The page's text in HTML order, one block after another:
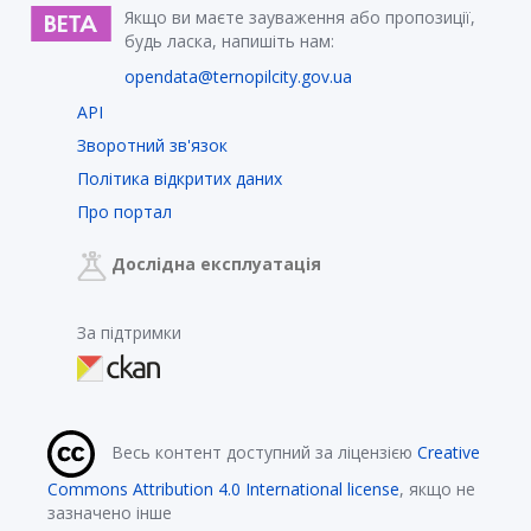
Якщо ви маєте зауваження або пропозиції,
будь ласка, напишіть нам:
opendata@ternopilcity.gov.ua
API
Зворотний зв'язок
Політика відкритих даних
Про портал
Дослідна експлуатація
За підтримки
Весь контент доступний за ліцензією Creative
Commons Attribution 4.0 International license, якщо не
зазначено інше